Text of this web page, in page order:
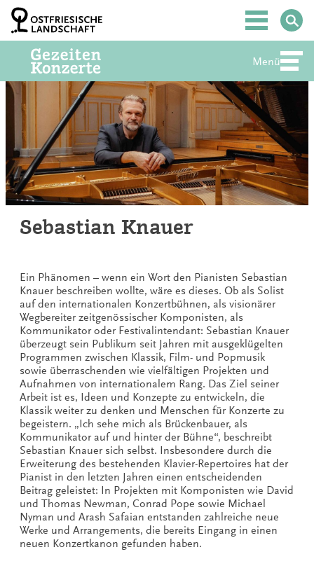
Zum
Inhalt
springen
Hauptmenü
Menü
Sebastian Knauer
Ein Phänomen – wenn ein Wort den Pianisten Sebastian
Knauer beschreiben wollte, wäre es dieses. Ob als Solist
auf den internationalen Konzertbühnen, als visionärer
Wegbereiter zeitgenössischer Komponisten, als
Kommunikator oder Festivalintendant: Sebastian Knauer
überzeugt sein Publikum seit Jahren mit ausgeklügelten
Programmen zwischen Klassik, Film- und Popmusik
sowie überraschenden wie vielfältigen Projekten und
Aufnahmen von internationalem Rang. Das Ziel seiner
Arbeit ist es, Ideen und Konzepte zu entwickeln, die
Klassik weiter zu denken und Menschen für Konzerte zu
begeistern. „Ich sehe mich als Brückenbauer, als
Kommunikator auf und hinter der Bühne“, beschreibt
Sebastian Knauer sich selbst. Insbesondere durch die
Erweiterung des bestehenden Klavier-Repertoires hat der
Pianist in den letzten Jahren einen entscheidenden
Beitrag geleistet: In Projekten mit Komponisten wie David
und Thomas Newman, Conrad Pope sowie Michael
Nyman und Arash Safaian entstanden zahlreiche neue
Werke und Arrangements, die bereits Eingang in einen
neuen Konzertkanon gefunden haben.